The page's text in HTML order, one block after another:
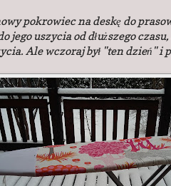
pokrowiec na deskę do
jego uszycia od dłuższego czasu,
Ale wczoraj był "ten dzień" i